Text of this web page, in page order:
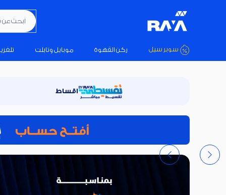
ابحث عن
سوبر سيل ركن القهوة موبايل وتابلت
راية شوب | سوق الأجهزة المنزلية والإلكترونيات والموبايلات في مصر
اقساط